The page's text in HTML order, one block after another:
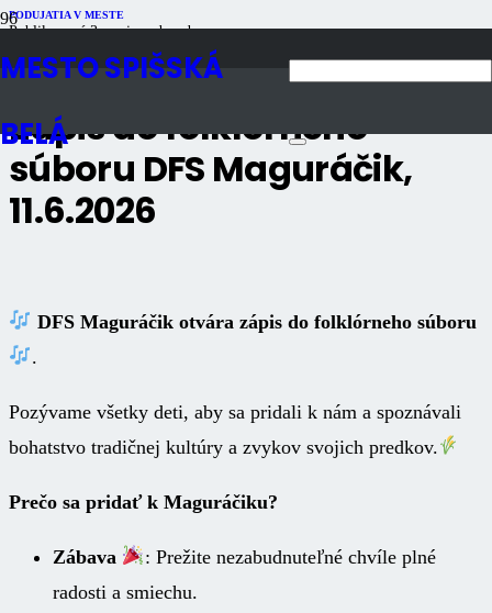
MESTO SPIŠSKÁ
BELÁ
PODUJATIA V MESTE
Publikované3 mesiace dozadu
Zápis do folklórneho
súboru DFS Maguráčik,
11.6.2026
DFS Maguráčik otvára zápis do folklórneho súboru
.
Pozývame všetky deti, aby sa pridali k nám a spoznávali
bohatstvo tradičnej kultúry a zvykov svojich predkov.
Prečo sa pridať k Maguráčiku?
Zábava
: Prežite nezabudnuteľné chvíle plné
radosti a smiechu.